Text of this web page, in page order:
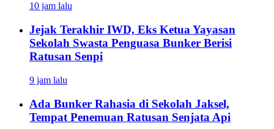
10 jam lalu
Jejak Terakhir IWD, Eks Ketua Yayasan
Sekolah Swasta Penguasa Bunker Berisi
Ratusan Senpi
9 jam lalu
Ada Bunker Rahasia di Sekolah Jaksel,
Tempat Penemuan Ratusan Senjata Api